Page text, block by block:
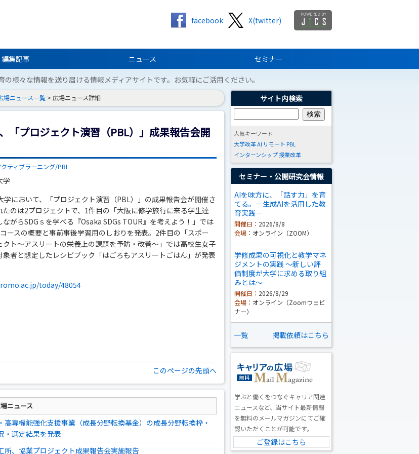
X(twitter)
facebook
編集記事 ニュース セミナー
様々な情報を送り届ける情報メディアサイトです。お気軽にご活用ください。
場ニュース一覧 > 広場ニュース詳細
「プロジェクト演習（PBL）」成果報告会開
クティブラーニング/PBL
学
学において、「プロジェクト演習（PBL）」の成果報告会が開催さ
たのは2プロジェクトで、1件目の「大阪に修学旅行に来る学生達
がらSDGｓを学べる『Osaka SDGs TOUR』を考えよう！」では
ースの概要と事前事後学習用のしおりを発表。2件目の「スポー
クト～アスリートの栄養上の課題を予防・改善～」では高校生女子
象者と想定したレシピブック「はごろもアスリートごはん」が発表
today/48054
このページの先頭へ
ニュース
高専機能強化支援事業（成長分野転換基金）の成長分野転換枠・
・選定結果を発表
、協業プロジェクト成果報告会実施報告
サイト内検索
人気キーワード
大学改革AI リモート PBL
インターンシップ授業改革
セミナー・公開研究会情報
AIを味方に、「話す力」を育
てる。―生成AIを活用した教
育実践―
開催日： 2026/8/8
会場： オンライン（ZOOM）
学修成果の可視化と教学マネ
ジメントの実践 ～新しい評
価制度が大学に求める取り組
みとは～
開催日： 2026/8/29
会場： オンライン（Zoomウェビ
ナー）
一覧 掲載依頼はこちら
学ぶと働くをつなぐキャリア関連
ニュースなど、当サイト最新情報
を無料のメールマガジンにてご確
認いただくことが可能です。
ご登録はこちら